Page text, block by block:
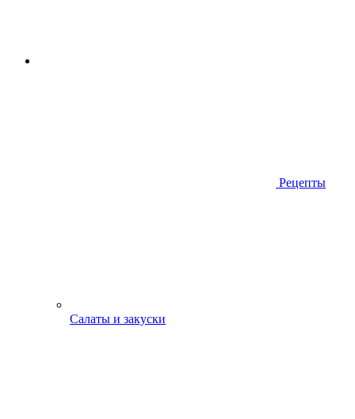
Рецепты
Салаты и закуски